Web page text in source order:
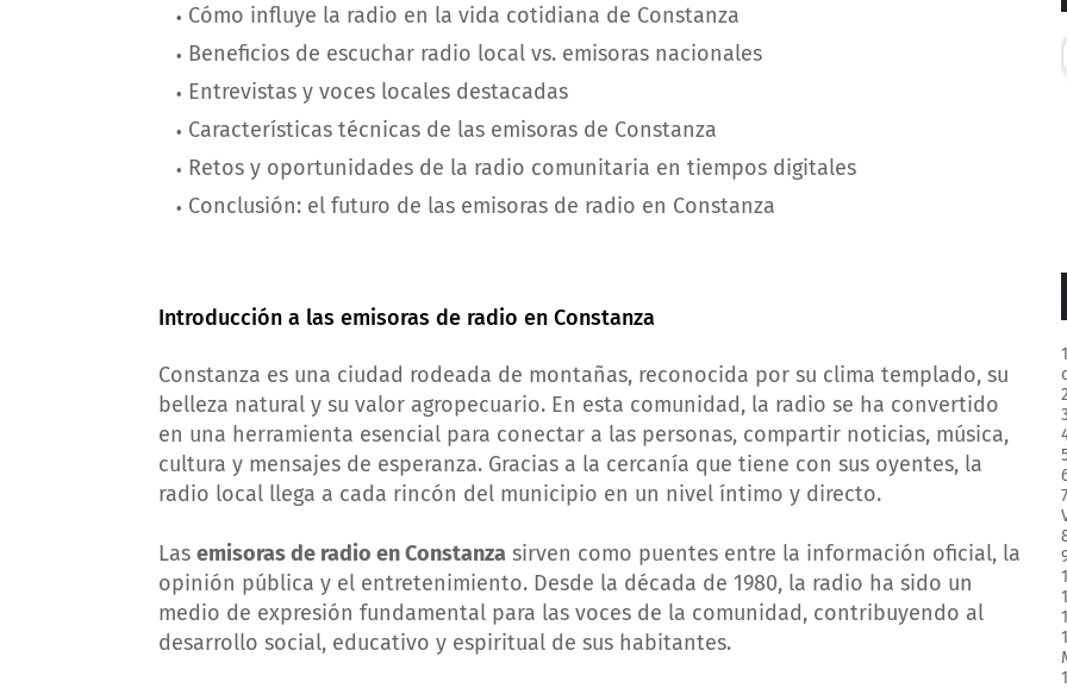
Cómo influye la radio en la vida cotidiana de Constanza
Beneficios de escuchar radio local vs. emisoras nacionales
Entrevistas y voces locales destacadas
Características técnicas de las emisoras de Constanza
Retos y oportunidades de la radio comunitaria en tiempos digitales
Conclusión: el futuro de las emisoras de radio en Constanza
Introducción a las emisoras de radio en Constanza
Constanza es una ciudad rodeada de montañas, reconocida por su clima templado, su
belleza natural y su valor agropecuario. En esta comunidad, la radio se ha convertido
en una herramienta esencial para conectar a las personas, compartir noticias, música,
cultura y mensajes de esperanza. Gracias a la cercanía que tiene con sus oyentes, la
radio local llega a cada rincón del municipio en un nivel íntimo y directo.
Las emisoras de radio en Constanza sirven como puentes entre la información oficial, la
opinión pública y el entretenimiento. Desde la década de 1980, la radio ha sido un
medio de expresión fundamental para las voces de la comunidad, contribuyendo al
desarrollo social, educativo y espiritual de sus habitantes.